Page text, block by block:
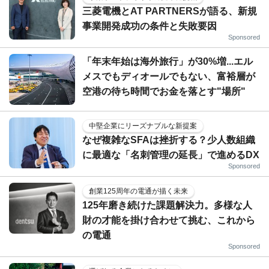
三菱電機とAT PARTNERSが語る、新規
事業開発成功の条件と失敗要因
Sponsored
「年末年始は海外旅行」が30%増...エル
メスでもディオールでもない、富裕層が
空港の待ち時間でお金を落とす"場所"
中堅企業にリーズナブルな新提案
なぜ複雑なSFAは挫折する？少人数組織
に最適な「名刺管理の延長」で進めるDX
Sponsored
創業125周年の電通が描く未来
125年磨き続けた課題解決力。多様な人
財の才能を掛け合わせて挑む、これから
の電通
Sponsored